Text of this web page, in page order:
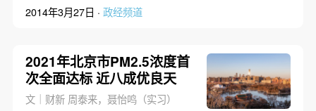
2014年3月27日 · 政经频道
2021年北京市PM2.5浓度首
次全面达标 近八成优良天
文｜财新 周泰来，聂怡鸣（实习）